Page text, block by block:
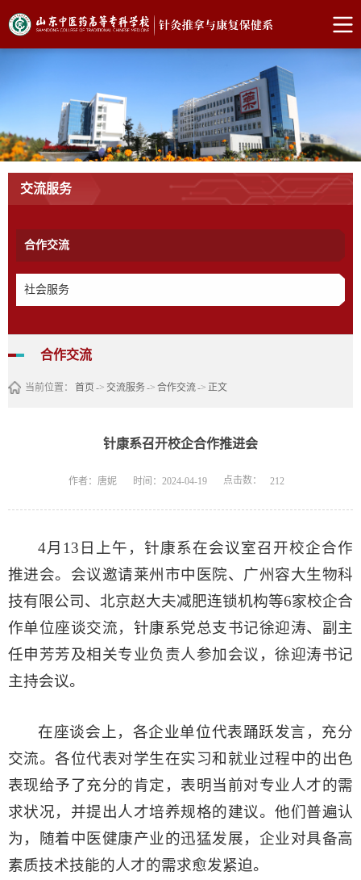
交流服务
合作交流
社会服务
合作交流
当前位置： 首页 -> 交流服务-> 合作交流-> 正文
针康系召开校企合作推进会
作者：唐妮 时间：2024-04-19 点击数： 212
4月13日上午，针康系在会议室召开校企合作
推进会。会议邀请莱州市中医院、广州容大生物科
技有限公司、北京赵大夫减肥连锁机构等6家校企合
作单位座谈交流，针康系党总支书记徐迎涛、副主
任申芳芳及相关专业负责人参加会议，徐迎涛书记
主持会议。
在座谈会上，各企业单位代表踊跃发言，充分
交流。各位代表对学生在实习和就业过程中的出色
表现给予了充分的肯定，表明当前对专业人才的需
求状况，并提出人才培养规格的建议。他们普遍认
为，随着中医健康产业的迅猛发展，企业对具备高
素质技术技能的人才的需求愈发紧迫。